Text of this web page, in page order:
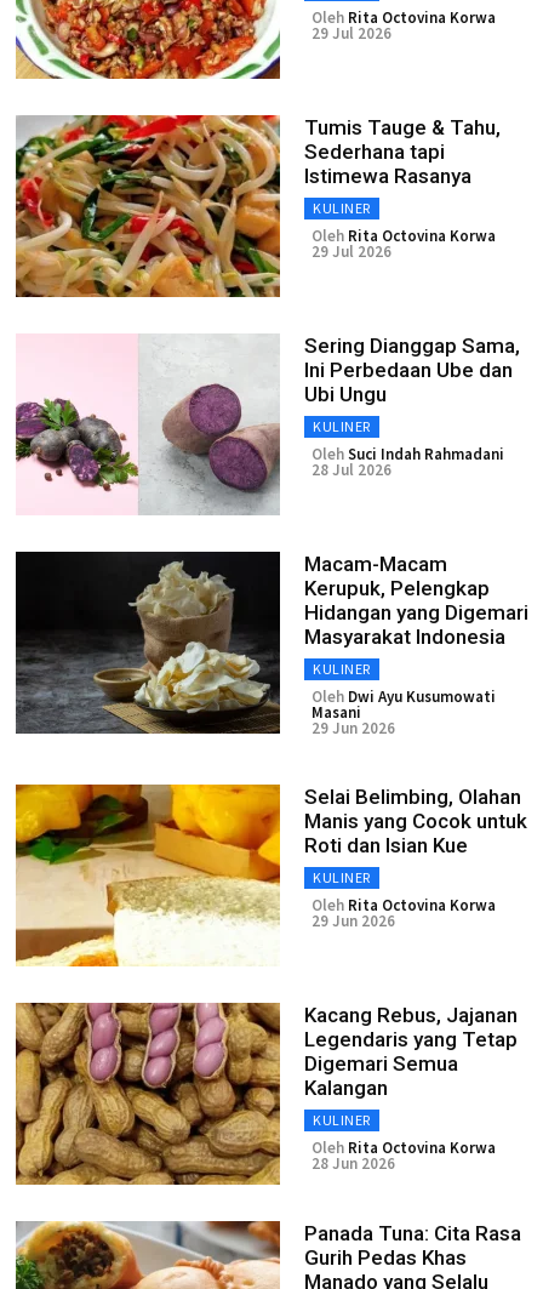
Oleh Rita Octovina Korwa
29 Jul 2026
Tumis Tauge & Tahu,
Sederhana tapi
Istimewa Rasanya
KULINER
Oleh Rita Octovina Korwa
29 Jul 2026
Sering Dianggap Sama,
Ini Perbedaan Ube dan
Ubi Ungu
KULINER
OlehSuci Indah Rahmadani
28 Jul 2026
Macam-Macam
Kerupuk, Pelengkap
Hidangan yang Digemari
Masyarakat Indonesia
KULINER
Oleh Dwi Ayu Kusumowati
Masani
29 Jun 2026
Selai Belimbing, Olahan
Manis yang Cocok untuk
Roti dan Isian Kue
KULINER
Oleh Rita Octovina Korwa
29 Jun 2026
Kacang Rebus, Jajanan
Legendaris yang Tetap
Digemari Semua
Kalangan
KULINER
Oleh Rita Octovina Korwa
28 Jun 2026
Panada Tuna: Cita Rasa
Gurih Pedas Khas
Manado yang Selalu